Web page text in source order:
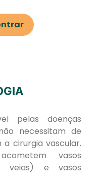
pelas doenças
necessitam de
cirurgia vascular.
vasos
veias) e vasos